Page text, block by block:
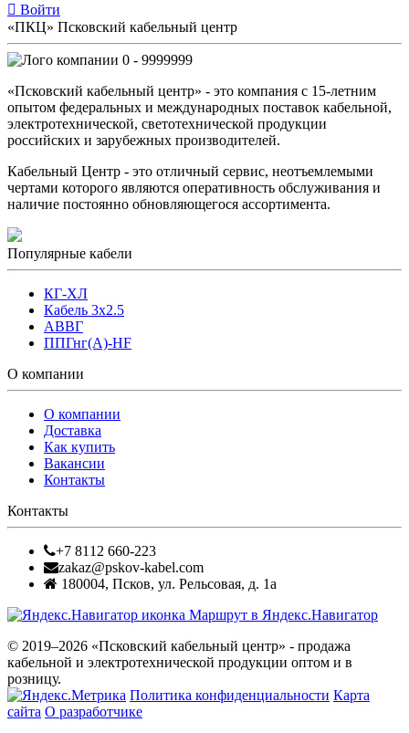
Войти
«ПКЦ» Псковский кабельный центр
0 - 9999999
«Псковский кабельный центр» - это компания с 15-летним
опытом федеральных и международных поставок кабельной,
электротехнической, светотехнической продукции
российских и зарубежных производителей.
Кабельный Центр - это отличный сервис, неотъемлемыми
чертами которого являются оперативность обслуживания и
наличие постоянно обновляющегося ассортимента.
Популярные кабели
КГ-ХЛ
Кабель 3x2.5
АВВГ
ППГнг(А)-HF
О компании
О компании
Доставка
Как купить
Вакансии
Контакты
Контакты
+7 8112 660-223
zakaz@pskov-kabel.com
180004, Псков, ул. Рельсовая, д. 1а
Маршрут в Яндекс.Навигатор
© 2019–2026 «Псковский кабельный центр» - продажа
кабельной и электротехнической продукции оптом и в
розницу.
Политика конфиденциальности Карта
сайта О разработчике